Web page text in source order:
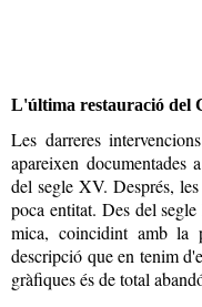
L'última restauració del
Les darreres
apareixen
del segle XV. Després,
poca entitat. Des del
mica, coincidint amb la
descripció que en tenim
gràfiques és de total